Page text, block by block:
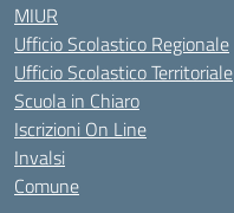
MIUR
Ufficio Scolastico Regionale
Ufficio Scolastico Territoriale
Scuola in Chiaro
Iscrizioni On Line
Invalsi
Comune